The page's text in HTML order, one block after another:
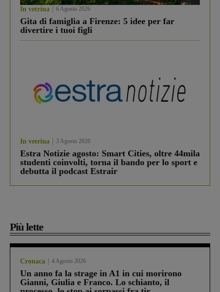
In vetrina 6 Agosto 2026
Gita di famiglia a Firenze: 5 idee per far
divertire i tuoi figli
In vetrina 3 Agosto 2026
Estra Notizie agosto: Smart Cities, oltre 44mila
studenti coinvolti, torna il bando per lo sport e
debutta il podcast Estrair
Più lette
Cronaca 4 Agosto 2026
Un anno fa la strage in A1 in cui morirono
Gianni, Giulia e Franco. Lo schianto, il